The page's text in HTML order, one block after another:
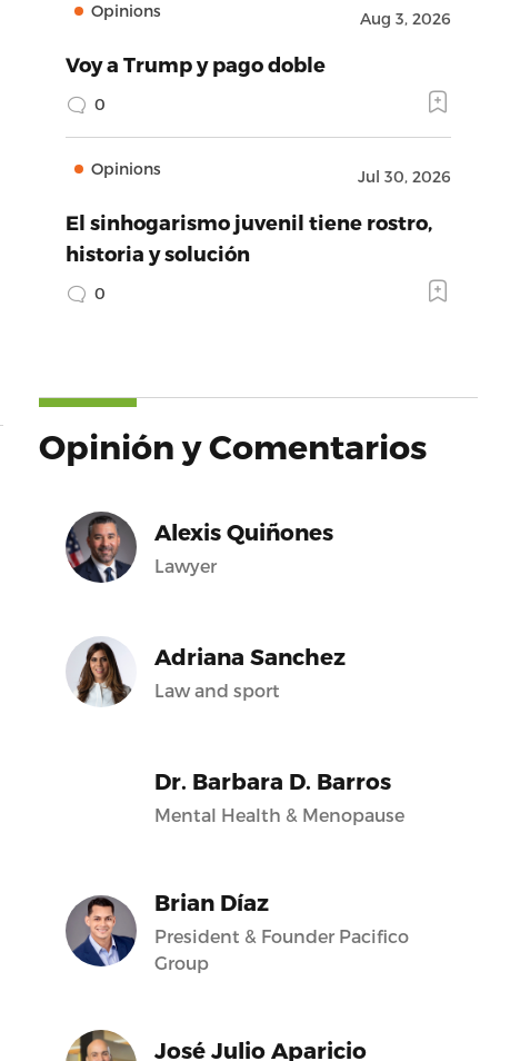
Opinions Aug 3, 2026
Voy a Trump y pago doble
0
Opinions Jul 30, 2026
El sinhogarismo juvenil tiene rostro,
historia y solución
0
Opinión y Comentarios
Alexis Quiñones
Lawyer
Adriana Sanchez
Law and sport
Dr. Barbara D. Barros
Mental Health & Menopause
Brian Díaz
President & Founder Pacifico
Group
José Julio Aparicio